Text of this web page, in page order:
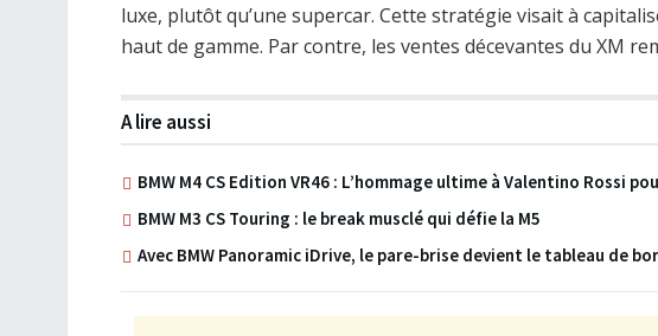
luxe, plutôt qu’une supercar. Cette stratégie visait à
haut de gamme. Par contre, les ventes décevantes du XM
A lire aussi
BMW M4 CS Edition VR46 : L’hommage ultime à Valentino Rossi
BMW M3 CS Touring : le break musclé qui défie la M5
Avec BMW Panoramic iDrive, le pare-brise devient le tableau de